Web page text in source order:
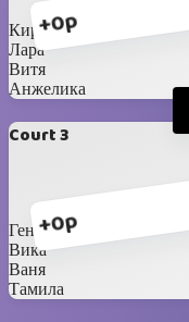
+0p
Кирилл
Лара
Витя
Анжелика
Court 3
+0p
Гена
Вика
Ваня
Тамила